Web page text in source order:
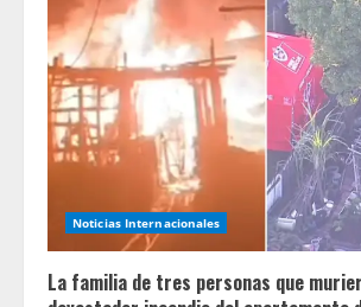
Noticias Internacionales
La familia de tres personas que